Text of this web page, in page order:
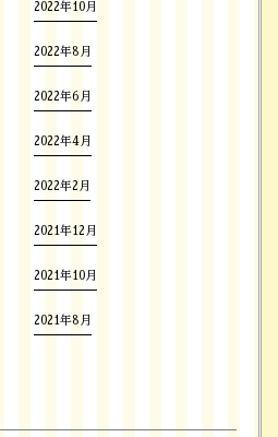
2022年10月
2022年8月
2022年6月
2022年4月
2022年2月
2021年12月
2021年10月
2021年8月